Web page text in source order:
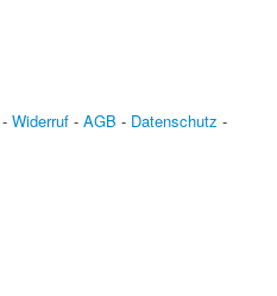
- Widerruf - AGB - Datenschutz -